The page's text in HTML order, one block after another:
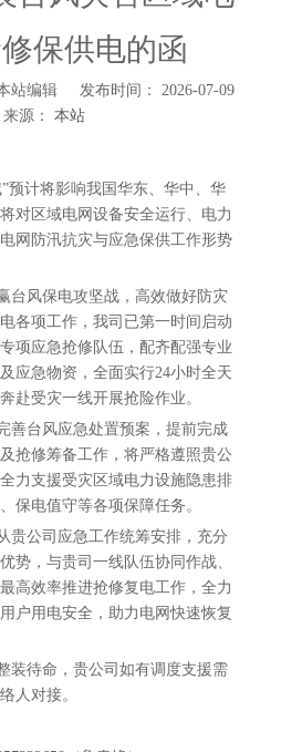
保供电的函
编辑 发布时间： 2026-07-09
源： 本站
计将影响我国华东、华中、华
对区域电网设备安全运行、电力
网防汛抗灾与应急保供工作形势
风保电攻坚战，高效做好防灾
各项工作，我司已第一时间启动
项应急抢修队伍，配齐配强专业
应急物资，全面实行24小时全天
赴受灾一线开展抢险作业。
台风应急处置预案，提前完成
抢修筹备工作，将严格遵照贵公
力支援受灾区域电力设施隐患排
保电值守等各项保障任务。
公司应急工作统筹安排，充分
势，与贵司一线队伍协同作战、
高效率推进抢修复电工作，全力
户用电安全，助力电网快速恢复
待命，贵公司如有调度支援需
人对接。